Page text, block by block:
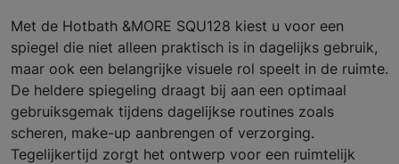
Met de Hotbath &MORE SQU128 kiest u voor een
spiegel die niet alleen praktisch is in dagelijks gebruik,
maar ook een belangrijke visuele rol speelt in de ruimte.
De heldere spiegeling draagt bij aan een optimaal
gebruiksgemak tijdens dagelijkse routines zoals
scheren, make-up aanbrengen of verzorging.
Tegelijkertijd zorgt het ontwerp voor een ruimtelijk